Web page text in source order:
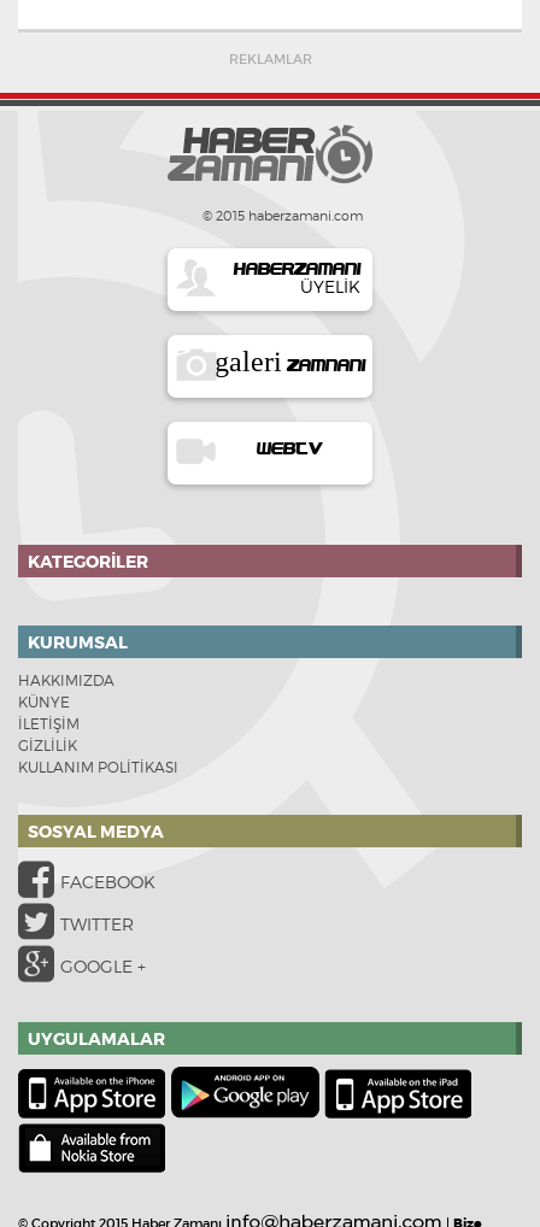
REKLAMLAR
© 2015 haberzamani.com
HABERZAMANI
ÜYELIK
galeri ZAMNANI
WEBTV
KATEGORILER
KURUMSAL
HAKKIMIZDA
KÜNYE
İLETİŞİM
GİZLİLİK
KULLANIM POLİTİKASI
SOSYAL MEDYA
FACEBOOK
TWITTER
GOOGLE +
UYGULAMALAR